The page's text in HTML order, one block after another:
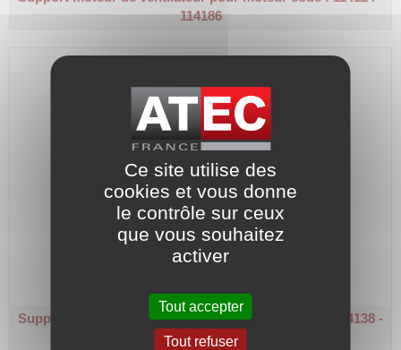
114186
Code article :114456
Support moteur de ventilateur pour moteur code : 114138 -
114146 - 114188 - 114189
Ce site utilise des
cookies et vous donne
le contrôle sur ceux
que vous souhaitez
activer
Tout accepter
Tout refuser